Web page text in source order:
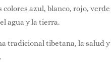
colores azul, blanco, rojo,
agua y la tierra.
tradicional tibetana, la salud